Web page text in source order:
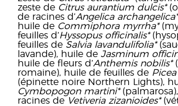
zeste de Citrus aurantium dulcis*
de racines d’Angelica archangelica*
huile de Commiphora myrrha*
feuilles d’Hyssopus officinalis*
feuilles de Salvia lavandulifolia*
lavande), huile de Jasminum
huile de fleurs d’Anthemis nobilis*
romaine), huile de feuilles de
(épinette noire Northern Lights),
Cymbopogon martini*
racines de Vetiveria zizanioides*